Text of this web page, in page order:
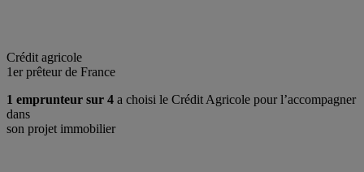
Crédit agricole
1er prêteur de France
1 emprunteur sur 4 a choisi le Crédit Agricole pour l’accompagner
dans
son projet immobilier